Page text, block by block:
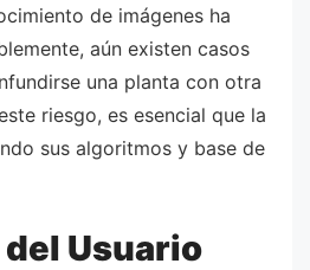
de imágenes ha
aún existen casos
una planta con otra
riesgo, es esencial que la
sus algoritmos y base de
Usuario